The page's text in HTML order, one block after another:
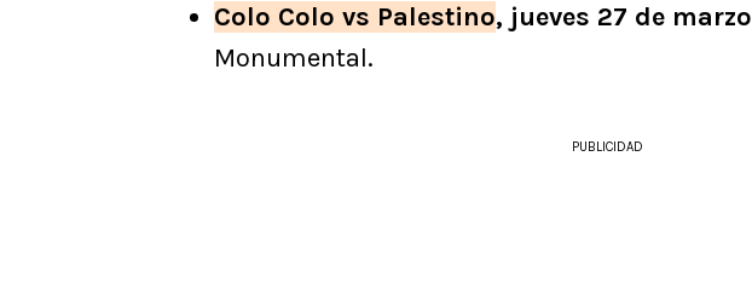
Colo Colo vs Palestino, jueves 27 de marzo
Monumental.
PUBLICIDAD